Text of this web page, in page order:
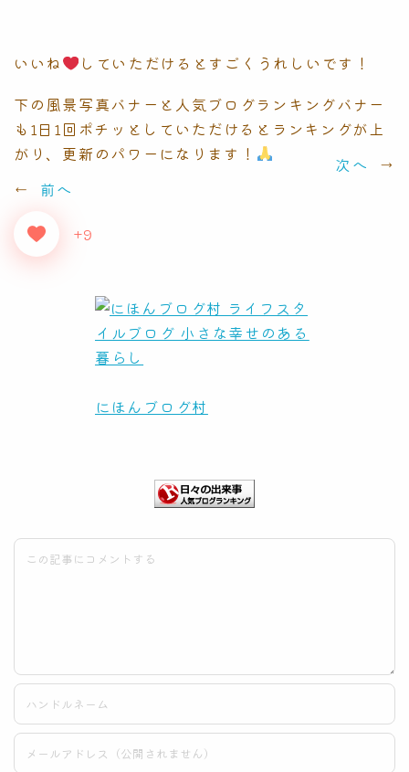
いいね
していただけるとすごくうれしいです！
下の風景写真バナーと人気ブログランキングバナー
も1日1回ポチッとしていただけるとランキングが上
がり、更新のパワーになります！
次へ
→
←
前へ
+9
にほんブログ村